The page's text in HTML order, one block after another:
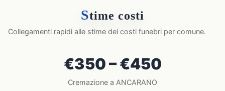
Stime costi
Collegamenti rapidi alle stime dei costi funebri per comune.
€350 – €450
Cremazione a ANCARANO